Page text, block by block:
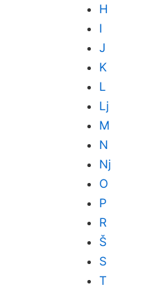
H
I
J
K
L
Lj
M
N
Nj
O
P
R
Š
S
T